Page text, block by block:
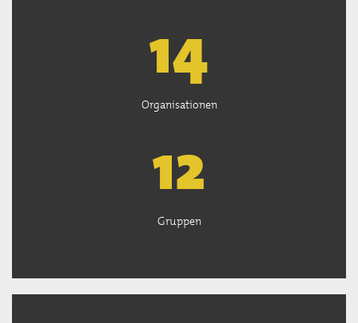
14
Organisationen
13
Gruppen